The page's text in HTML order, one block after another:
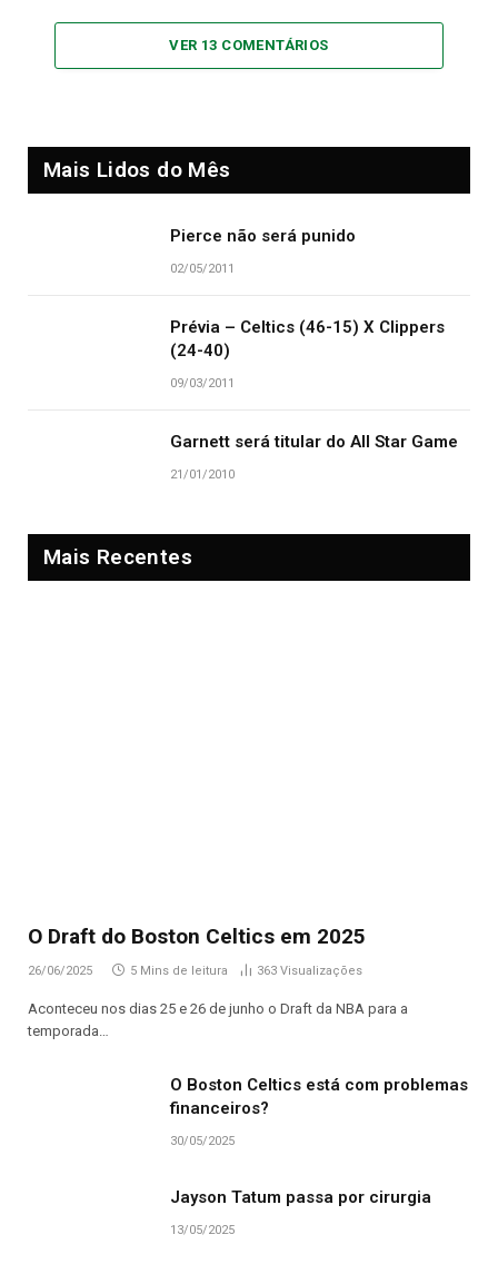
VER 13 COMENTÁRIOS
Mais Lidos do Mês
Pierce não será punido
02/05/2011
Prévia – Celtics (46-15) X Clippers
(24-40)
09/03/2011
Garnett será titular do All Star Game
21/01/2010
Mais Recentes
O Draft do Boston Celtics em 2025
26/06/2025 5 Mins de leitura 363 Visualizações
Aconteceu nos dias 25 e 26 de junho o Draft da NBA para a
temporada…
O Boston Celtics está com problemas
financeiros?
30/05/2025
Jayson Tatum passa por cirurgia
13/05/2025